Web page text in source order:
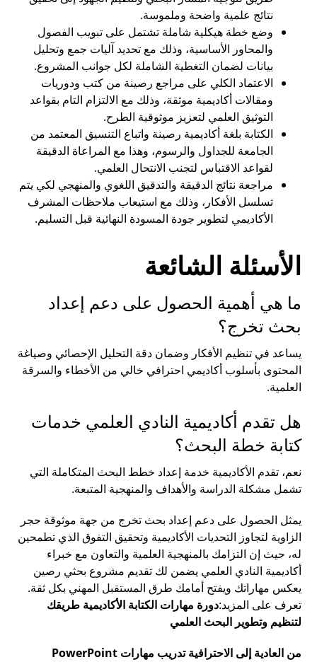
نتائج علمية واضحة وملموسة.
وضع خطة هيكلية شاملة تشتمل على تبويب الفصول
والمحاور الأساسية، وذلك مع تحديد آليات جمع وتحليل
بيانات لضمان التغطية الشاملة لكل جوانب المشروع.
الاعتماد الكلي على مراجع رصينة من كتب ودوريات
ومقالات أكاديمية موثقة، وذلك مع الالتزام التام بقواعد
التوثيق العلمي لتعزيز موثوقية الطرح.
الكتابة بلغة أكاديمية رصينة واتباع التنسيق المعتمد من
الجامعة للجداول والرسوم، وهذا مع المراعاة الدقيقة
لقواعد الاقتباس لتجنب الانتحال العلمي.
مراجعة نتائج الدقيقة والتدقيق اللغوي والمنهجي لكي يتم
تسلسل الأفكار، وذلك مع استيعاب ملاحظات المشرف
الأكاديمي لتطوير جودة المسودة النهائية قبل التسليم.
الأسئلة الشائعة
ما هي أهمية الحصول على دعم إعداد
بحث تخرج؟
يساعد في تنظيم الأفكار وضمان دقة التحليل الإحصائي وصياغة
المحتوى بأسلوب أكاديمي احترافي خالي من الأخطاء والسرقة
العلمية.
هل تقدم أكاديمية النادي العلمي خدمات
كتابة خطة البحث؟
نعم، تقدم الأكاديمية خدمة إعداد خطط البحث المتكاملة التي
تشمل مشكلة الدراسة والأهداف والمنهجية المتبعة.
يمثل الحصول على دعم إعداد بحث تخرج من جهة موثوقة حجر
الزاوية لتجاوز التحديات الأكاديمية وتحقيق التفوق الذي تطمحين
له، حيث إن التزامك بالمنهجية العلمية والتعاون مع خبراء
أكاديمية النادي العلمي يضمن لك تقديم مشروع بحثي رصين
يعكس مهاراتك ويفتح أمامك طرق المستقبل المهني بكل ثقة.
تعرف على المزيد:دورة مهارات الكتابة الأكاديمية طريقك
لتنظيم وتطوير البحث العلمي
من العادية إلى الاحترافية تدريب مهارات PowerPoint